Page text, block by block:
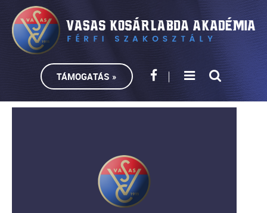
TÁMOGATÁS »